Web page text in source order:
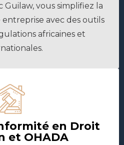
Guilaw, vous simplifiez la
avec des outils
africaines et
en Droit
et OHADA